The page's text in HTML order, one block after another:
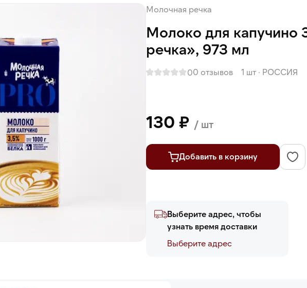
Молочная речка
Молоко для капучино
речка», 973 мл
00 отзывов 1 шт · РОССИЯ
130 ₽ / шт
Добавить в корзину
Выберите адрес, чтобы
узнать время доставки
Выберите адреc